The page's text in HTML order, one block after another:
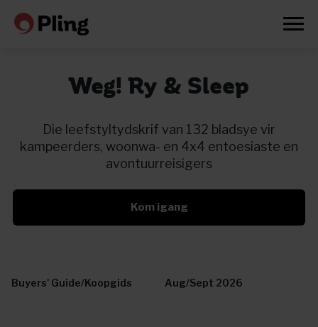
Weg! Ry & Sleep
Die leefstyltydskrif van 132 bladsye vir
kampeerders, woonwa- en 4x4 entoesiaste en
avontuurreisigers
Kom igang
Buyers' Guide/Koopgids Aug/Sept 2026